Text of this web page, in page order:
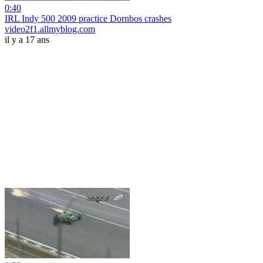
0:40
IRL Indy 500 2009 practice Dornbos crashes
video2f1.allmyblog.com
il y a 17 ans